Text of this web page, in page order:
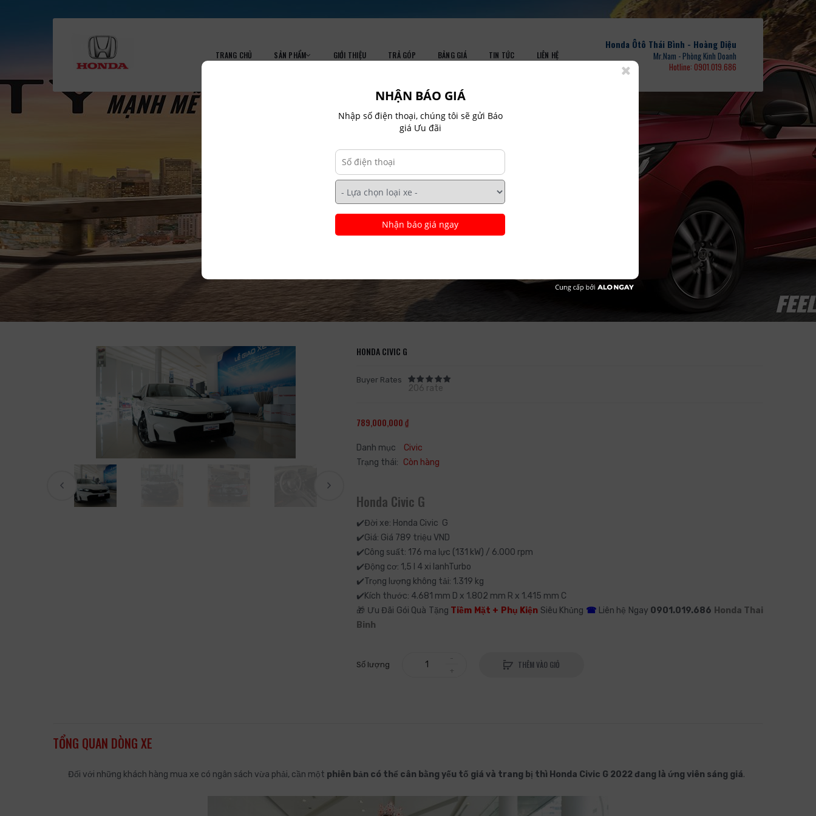
HONDA CIVIC G
Home Civic
TRANG CHỦ SẢN PHẨM GIỚI THIỆU TRẢ GÓP BẢNG GIÁ TIN TỨC LIÊN HỆ
Honda Ôtô Thái Bình - Hoàng Diệu
Mr.Nam - Phòng Kinh Doanh
Hotline: 0901.019.686
HONDA CIVIC G
Buyer Rates
206 rate
789,000,000 ₫
Danh mục
Civic
Trạng thái: Còn hàng
Honda Civic G
✔️Đời xe: Honda Civic G
✔️Giá: Giá 789 triệu VND
✔️Công suất: 176 ma lực (131 kW) / 6.000 rpm
✔️Động cơ: 1,5 l 4 xi lanhTurbo
✔️Trọng lượng không tải: 1.319 kg
✔️Kích thước: 4.681 mm D x 1.802 mm R x 1.415 mm C
🎁 Ưu Đãi Gói Quà Tặng Tiềm Mặt + Phụ Kiện Siêu Khủng ☎ Liên hệ Ngay 0901.019.686 Honda Thai
Binh
Số lượng THÊM VÀO GIỎ
TỔNG QUAN DÒNG XE
Đối với những khách hàng mua xe có ngân sách vừa phải, cần một phiên bản có thể cân bằng yếu tố giá và trang bị thì Honda Civic G 2022 đang là ứng viên sáng giá.
NHẬN BÁO GIÁ
Nhập số điện thoại, chúng tôi sẽ gửi Báo
giá Ưu đãi
Nhận báo giá ngay